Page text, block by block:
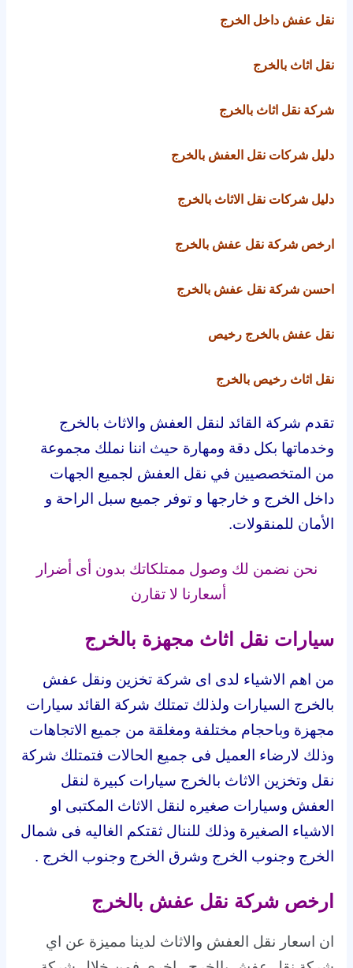
نقل عفش داخل الخرج
نقل اثاث بالخرج
شركة نقل اثاث بالخرج
دليل شركات نقل العفش بالخرج
دليل شركات نقل الاثاث بالخرج
ارخص شركة نقل عفش بالخرج
احسن شركة نقل عفش بالخرج
نقل عفش بالخرج رخيص
نقل اثاث رخيص بالخرج
تقدم شركة القائد لنقل العفش والاثاث بالخرج
وخدماتها بكل دقة ومهارة حيث اننا نملك مجموعة
من المتخصصيين في نقل العفش لجميع الجهات
داخل الخرج و خارجها و توفر جميع سبل الراحة و
الأمان للمنقولات.
نحن نضمن لك وصول ممتلكاتك بدون أى أضرار
أسعارنا لا تقارن
سيارات نقل اثاث مجهزة بالخرج
من اهم الاشياء لدى اى شركة تخزين ونقل عفش
بالخرج السيارات ولذلك تمتلك شركة القائد سيارات
مجهزة وباحجام مختلفة ومغلقة من جميع الاتجاهات
وذلك لارضاء العميل فى جميع الحالات فتمتلك شركة
نقل وتخزين الاثاث بالخرج سيارات كبيرة لنقل
العفش وسيارات صغيره لنقل الاثاث المكتبى او
الاشياء الصغيرة وذلك للننال ثقتكم الغاليه فى شمال
الخرج وجنوب الخرج وشرق الخرج وجنوب الخرج .
ارخص شركة نقل عفش بالخرج
ان اسعار نقل العفش والاثاث لدينا مميزة عن اي